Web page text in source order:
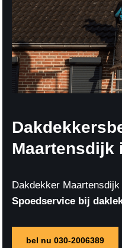
Maartensdijk
Dakdekker
Spoedservice bij
bel nu 030-2006389